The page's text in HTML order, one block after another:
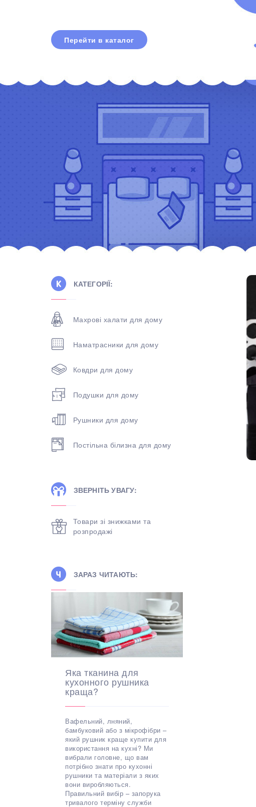
Перейти в каталог
КАТЕГОРІЇ:
Махрові халати для дому
Наматрасники для дому
Ковдри для дому
Подушки для дому
Рушники для дому
Постільна білизна для дому
ЗВЕРНІТЬ УВАГУ:
Товари зі знижками та
розпродажі
ЗАРАЗ ЧИТАЮТЬ:
Яка тканина для
кухонного рушника
краща?
Вафельний, лняний,
бамбуковий або з мікрофібри –
який рушник краще купити для
використання на кухні? Ми
вибрали головне, що вам
потрібно знати про кухонні
рушники та матеріали з яких
вони виробляються.
Правильний вибір – запорука
тривалого терміну служби